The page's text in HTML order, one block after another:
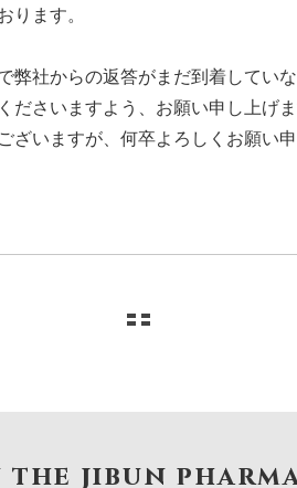
ます。
弊社からの返答がまだ到着してい
さいますよう、お願い申し上げま
いますが、何卒よろしくお願い申
jibun